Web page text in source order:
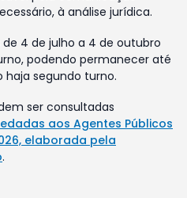
à análise jurídica.
4 de julho a 4 de outubro
podendo permanecer até
haja segundo turno.
ser consultadas
aos Agentes Públicos
elaborada pela
.